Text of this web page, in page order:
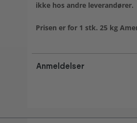
ikke hos andre leverandører.
Prisen er for 1 stk. 25 kg
Anmeldelser